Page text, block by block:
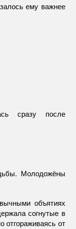
ему важнее
сразу после
Молодожёны
объятиях
согнутые в
отгораживаясь от